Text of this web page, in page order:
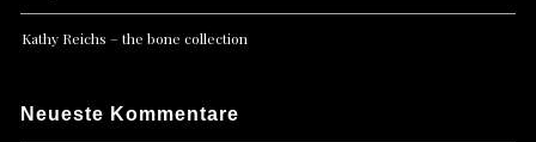
Kathy Reichs – the bone collection
Neueste Kommentare